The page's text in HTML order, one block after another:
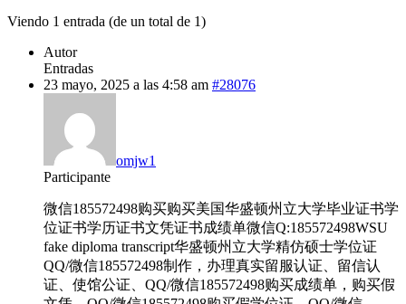
Viendo 1 entrada (de un total de 1)
Autor
Entradas
23 mayo, 2025 a las 4:58 am #28076
omjw1
Participante
微信185572498购买购买美国华盛顿州立大学毕业证书学
位证书学历证书文凭证书成绩单微信Q:185572498WSU
fake diploma transcript华盛顿州立大学精仿硕士学位证
QQ/微信185572498制作，办理真实留服认证、留信认
证、使馆公证、QQ/微信185572498购买成绩单，购买假